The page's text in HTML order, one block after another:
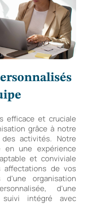
efficace et cruciale
grâce à notre
activités. Notre
en une expérience
et conviviale
de vos
d'une organisation
d'une
intégré avec